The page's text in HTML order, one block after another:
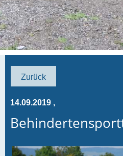
Zurück
14.09.2019 ,